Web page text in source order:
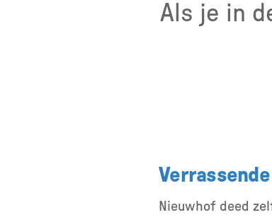
Als je in
Nieuwhof deed